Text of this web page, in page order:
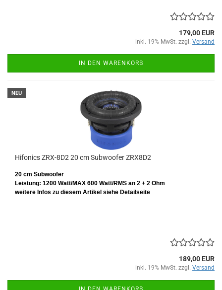
179,00 EUR
inkl. 19% MwSt. zzgl. Versand
IN DEN WARENKORB
NEU
Hifonics ZRX-8D2 20 cm Subwoofer ZRX8D2
20 cm Subwoofer
Leistung: 1200 Watt/MAX 600 Watt/RMS an 2 + 2 Ohm
weitere Infos zu diesem Artikel siehe Detailseite
189,00 EUR
inkl. 19% MwSt. zzgl. Versand